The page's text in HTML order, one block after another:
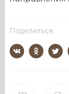
Поделиться: